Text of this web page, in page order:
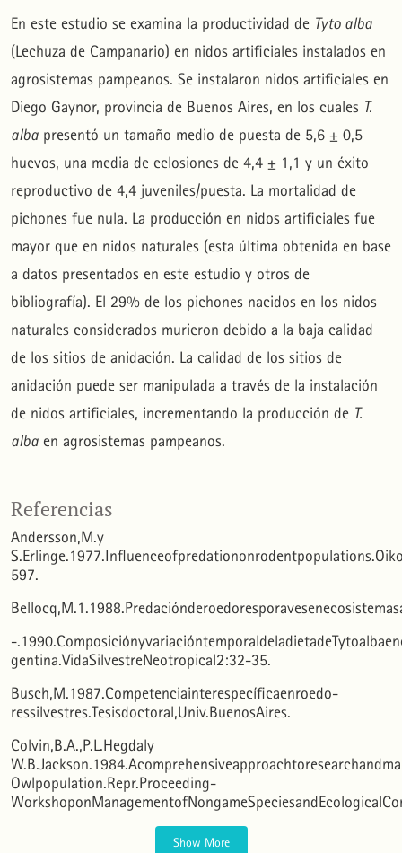
Marcelo Romano, Ricardo Biasatti , Luciano De Santis
(2002)
Dieta de
Tyto alba en una localidad urbana y otra rural en la región Pampeana Argentina.
Hornero, 17(1), 25.
10.56178/eh.v17i1.886
M. Soledad Liébana, José H. Sarasola, Miguel Á. Santillán (2013)
Raptor Research, 47(2), 208.
Raptor habitat management and its implication on the biological control of the Hantavirus.
European Journal of Wildlife Research, 56(5), 703.
10.1007/s10344-010-0364-2
Andrés A. Pautasso, Martín R. De La Peña
(2001)
Observaciones sobre la biología reproductiva de Asio clamatoren el centro de Argentina. El
10.56178/eh.v16i1.915
M. Isabel Bellocq (1998)
10.2307/4089132
Rafael Mateo (2024)
Rodenticidas anticoagulantes: una amenaza ignorada para las aves rapaces de Argentina y
otros países de Sudamérica.
10.56178/eh.v39i1.1480
En este estudio se examina la productividad de Tyto alba
(Lechuza de Campanario) en nidos artificiales instalados en
agrosistemas pampeanos. Se instalaron nidos artificiales en
Diego Gaynor, provincia de Buenos Aires, en los cuales T.
alba presentó un tamaño medio de puesta de 5,6 ± 0,5
huevos, una media de eclosiones de 4,4 ± 1,1 y un éxito
reproductivo de 4,4 juveniles/puesta. La mortalidad de
pichones fue nula. La producción en nidos artificiales fue
mayor que en nidos naturales (esta última obtenida en base
a datos presentados en este estudio y otros de
bibliografía). El 29% de los pichones nacidos en los nidos
naturales considerados murieron debido a la baja calidad
de los sitios de anidación. La calidad de los sitios de
anidación puede ser manipulada a través de la instalación
de nidos artificiales, incrementando la producción de T.
alba en agrosistemas pampeanos.
Referencias
Andersson,M.y
597.
-
gentina.VidaSilvestreNeotropical2:32-35.
Busch,M.1987.Competenciainterespecíficaenroedo-
ressilvestres.Tesisdoctoral,Univ.BuenosAires.
Colvin,B.A.,P.L.Hegdaly
Owlpopulation.Repr.Proceeding-
Show More